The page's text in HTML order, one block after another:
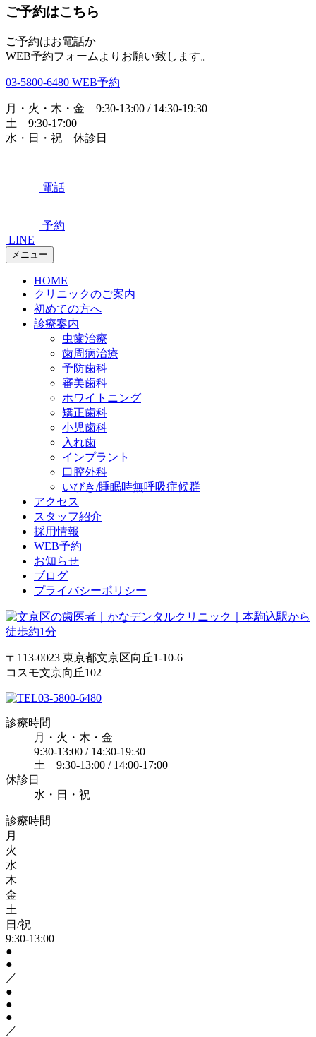
ご予約はこちら
ご予約はお電話か
WEB予約フォームよりお願い致します。
03-5800-6480 WEB予約
月・火・木・金 9:30-13:00 / 14:30-19:30
土 9:30-17:00
水・日・祝 休診日
電話
予約
LINE
メニュー
HOME
クリニックのご案内
初めての方へ
診療案内
虫歯治療
歯周病治療
予防歯科
審美歯科
ホワイトニング
矯正歯科
小児歯科
入れ歯
インプラント
口腔外科
いびき/睡眠時無呼吸症候群
アクセス
スタッフ紹介
採用情報
WEB予約
お知らせ
ブログ
プライバシーポリシー
〒113-0023 東京都文京区向丘1-10-6
コスモ文京向丘102
03-5800-6480
診療時間
月・火・木・金
9:30-13:00 / 14:30-19:30
土 9:30-13:00 / 14:00-17:00
休診日
水・日・祝
診療時間
月
火
水
木
金
土
日/祝
9:30-13:00
●
●
／
●
●
●
／